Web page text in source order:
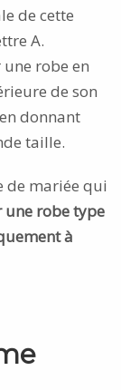
de cette
A.
robe en
de son
donnant
taille.
de mariée qui
une robe type
à